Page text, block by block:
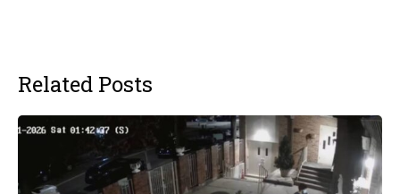
Related Posts